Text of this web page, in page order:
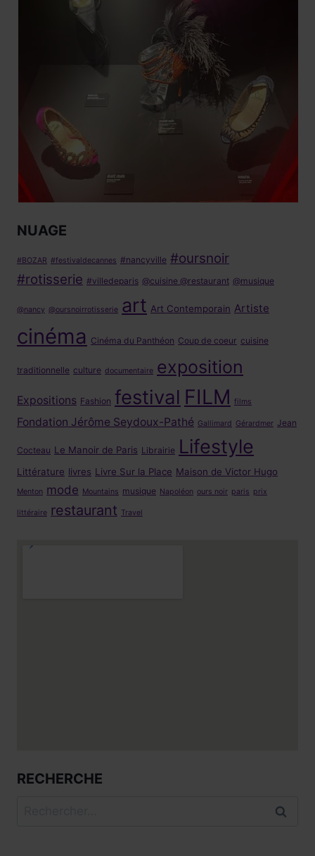
NUAGE
#BOZAR #festivaldecannes #nancyville #oursnoir
#rotisserie #villedeparis @cuisine @restaurant @musique
@nancy @oursnoirrotisserie art Art Contemporain Artiste
cinéma Cinéma du Panthéon Coup de coeur cuisine
traditionnelle culture documentaire exposition
Expositions Fashion festival FILM films
Fondation Jérôme Seydoux-Pathé Gallimard Gérardmer Jean
Cocteau Le Manoir de Paris Librairie Lifestyle
Littérature livres Livre Sur la Place Maison de Victor Hugo
Menton mode Mountains musique Napoléon ours noir paris prix
littéraire restaurant Travel
RECHERCHE